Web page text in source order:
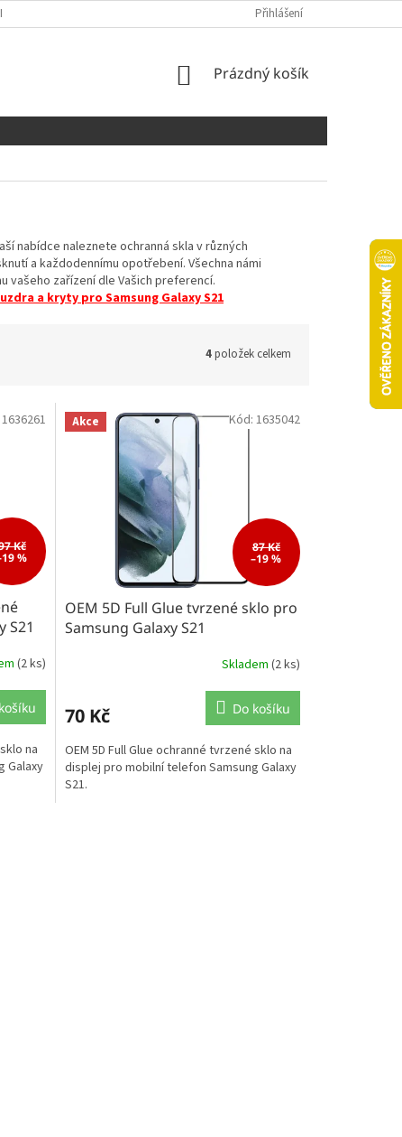
ÚDAJŮ Přihlášení
NÁKUPNÍ
Prázdný košík
nabídce naleznete ochranná skla v různých
a každodennímu opotřebení. Všechna námi
vašeho zařízení dle Vašich preferencí.
a kryty pro Samsung Galaxy S21
4položek celkem
Kč
%
S21
(2 ks)
na
Galaxy
1636261 Akce
87 Kč
–19 %
OEM 5D Full Glue tvrzené sklo pro
Samsung Galaxy S21
Skladem (2 ks)
70 Kč Do košíku
OEM 5D Full Glue ochranné tvrzené sklo na
displej pro mobilní telefon Samsung Galaxy
S21.
Kód: 1635042